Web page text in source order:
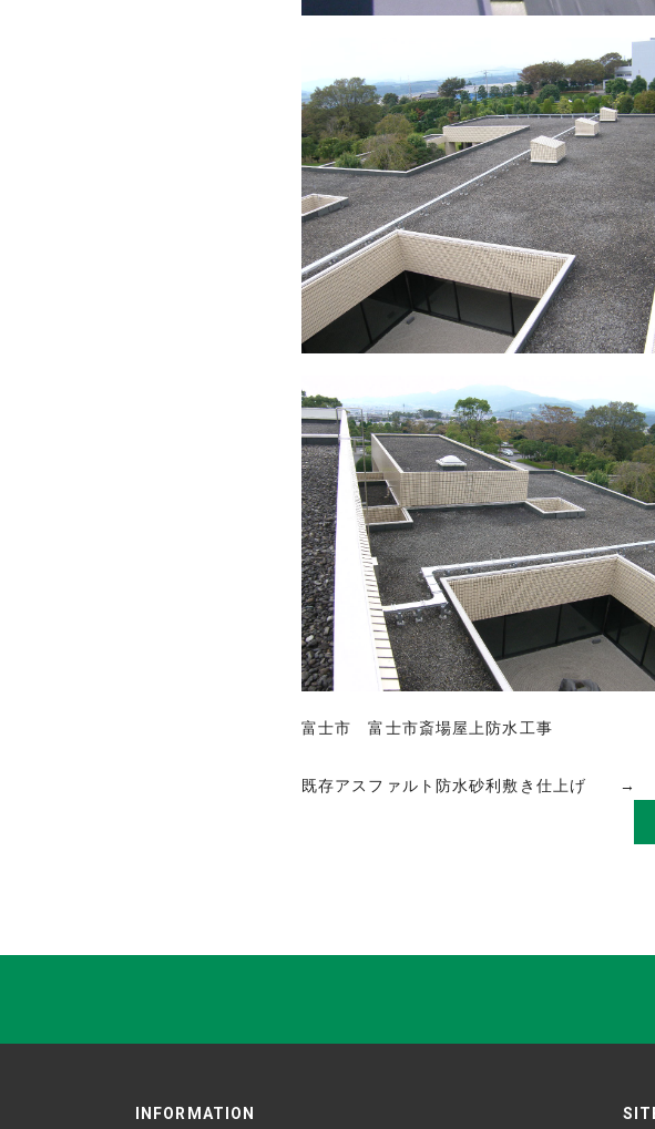
富士市 富士市斎場屋上防水工事
既存アスファルト防水砂利敷き仕上げ →
INFORMATION